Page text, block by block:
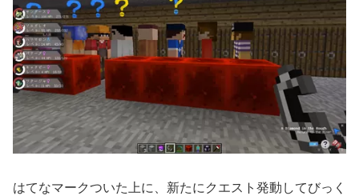
はてなマークついた上に、新たにクエスト発動してびっく